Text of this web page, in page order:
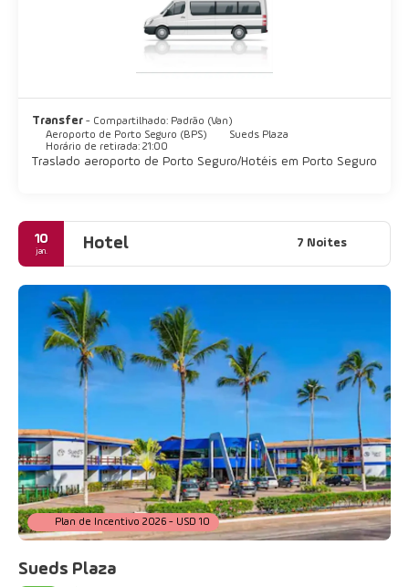
Transfer - Compartilhado: Padrão (Van)
Aeroporto de Porto Seguro (BPS)
Sueds Plaza
Horário de retirada: 21:00
Traslado aeroporto de Porto Seguro/Hotéis em Porto Seguro
10
jan. Hotel 7 Noites
Plan de Incentivo 2026 - USD 10
Sueds Plaza